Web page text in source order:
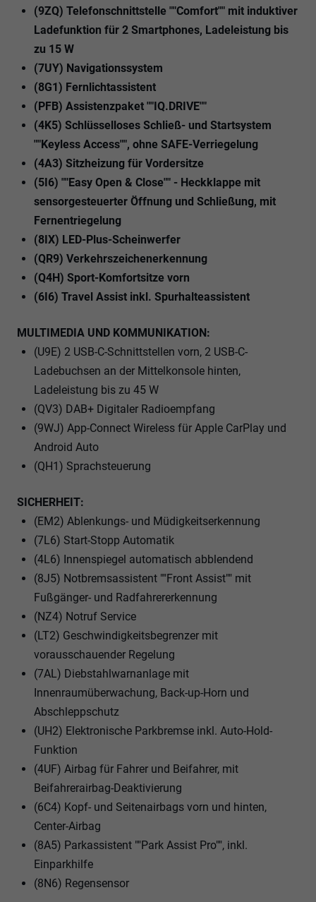
(9ZQ) Telefonschnittstelle ""Comfort"" mit induktiver
Ladefunktion für 2 Smartphones, Ladeleistung bis
zu 15 W
(7UY) Navigationssystem
(8G1) Fernlichtassistent
(PFB) Assistenzpaket ""IQ.DRIVE""
(4K5) Schlüsselloses Schließ- und Startsystem
""Keyless Access"", ohne SAFE-Verriegelung
(4A3) Sitzheizung für Vordersitze
(5I6) ""Easy Open & Close"" - Heckklappe mit
sensorgesteuerter Öffnung und Schließung, mit
Fernentriegelung
(8IX) LED-Plus-Scheinwerfer
(QR9) Verkehrszeichenerkennung
(Q4H) Sport-Komfortsitze vorn
(6I6) Travel Assist inkl. Spurhalteassistent
MULTIMEDIA UND KOMMUNIKATION:
(U9E) 2 USB-C-Schnittstellen vorn, 2 USB-C-
Ladebuchsen an der Mittelkonsole hinten,
Ladeleistung bis zu 45 W
(QV3) DAB+ Digitaler Radioempfang
(9WJ) App-Connect Wireless für Apple CarPlay und
Android Auto
(QH1) Sprachsteuerung
SICHERHEIT:
(EM2) Ablenkungs- und Müdigkeitserkennung
(7L6) Start-Stopp Automatik
(4L6) Innenspiegel automatisch abblendend
(8J5) Notbremsassistent ""Front Assist"" mit
Fußgänger- und Radfahrererkennung
(NZ4) Notruf Service
(LT2) Geschwindigkeitsbegrenzer mit
vorausschauender Regelung
(7AL) Diebstahlwarnanlage mit
Innenraumüberwachung, Back-up-Horn und
Abschleppschutz
(UH2) Elektronische Parkbremse inkl. Auto-Hold-
Funktion
(4UF) Airbag für Fahrer und Beifahrer, mit
Beifahrerairbag-Deaktivierung
(6C4) Kopf- und Seitenairbags vorn und hinten,
Center-Airbag
(8A5) Parkassistent ""Park Assist Pro"", inkl.
Einparkhilfe
(8N6) Regensensor